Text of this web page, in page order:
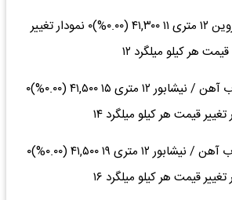
هر کیلو میلگرد ۱۲ قزوین ۱۲ متری ۱۱ ۴۱,۳۰۰ (۰.۰۰%)۰ نمودار تغییر
قیمت هر کیلو میلگرد ۱۲
هر کیلو میلگرد ۱۴ ذوب آهن / نیشابور ۱۲ متری ۱۵ ۴۱,۵۰۰ (۰.۰۰%)۰
تغییر قیمت هر کیلو میلگرد ۱۴
هر کیلو میلگرد ۱۶ ذوب آهن / نیشابور ۱۲ متری ۱۹ ۴۱,۵۰۰ (۰.۰۰%)۰
تغییر قیمت هر کیلو میلگرد ۱۶